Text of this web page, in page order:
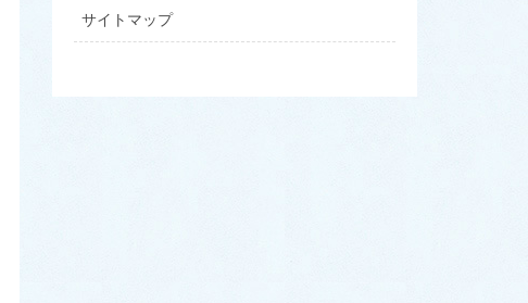
サイトマップ